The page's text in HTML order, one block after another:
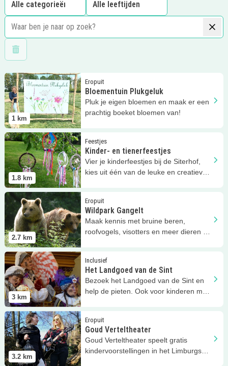
Wis filters
1 km
Eropuit
Bloementuin Plukgeluk
Pluk je eigen bloemen en maak er een
prachtig boeket bloemen van!
Lees meer Bloementuin Plukgeluk
1.8 km
Feestjes
Kinder- en tienerfeestjes
Vier je kinderfeestjes bij de Siterhof,
kies uit één van de leuke en creatieve
Lees meer Kinder- en tienerfeestjes
2.7 km
Eropuit
Wildpark Gangelt
Maak kennis met bruine beren,
roofvogels, visotters en meer dieren bij
Lees meer Wildpark Gangelt
3 km
Inclusief
Het Landgoed van de Sint
Bezoek het Landgoed van de Sint en
help de pieten. Ook voor kinderen met
Lees meer Het Landgoed van de Sint
3.2 km
Eropuit
Goud Verteltheater
Goud Verteltheater speelt gratis
kindervoorstellingen in het Limburgs
Lees meer Goud Verteltheater